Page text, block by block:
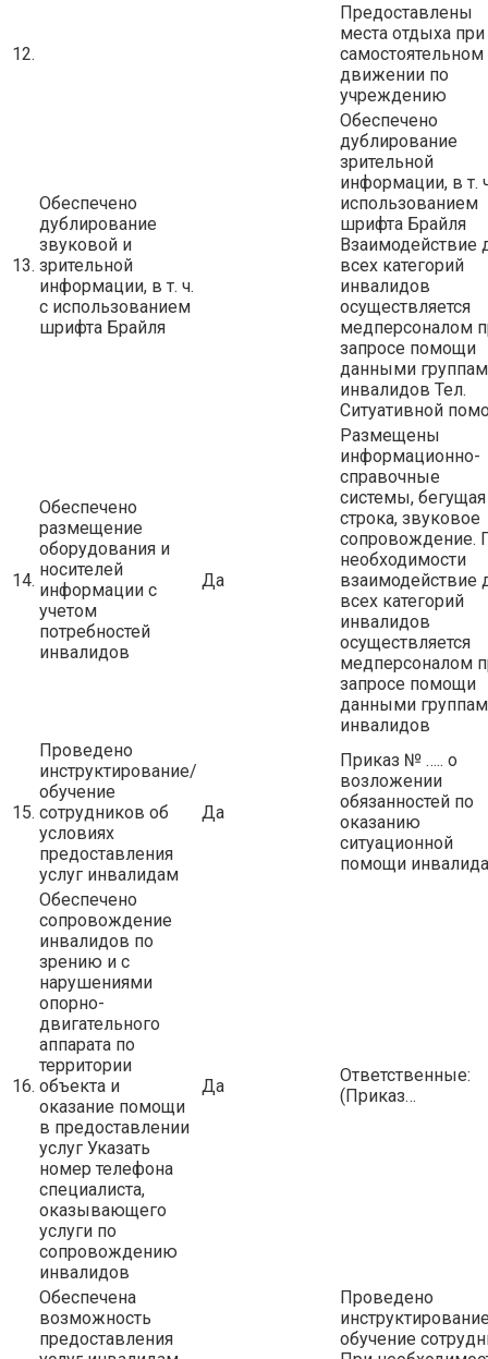
12.
Предоставлены
места отдыха при
самостоятельном
движении по
учреждению
13.
Обеспечено
дублирование
звуковой и
зрительной
информации, в т. ч.
с использованием
шрифта Брайля
Обеспечено
дублирование
зрительной
информации, в т.
использованием
шрифта Брайля
Взаимодействие
всех категорий
инвалидов
осуществляется
медперсоналом
запросе помощи
данными
инвалидов Тел.
Ситуативной
14.
Обеспечено
размещение
оборудования и
носителей
информации с
учетом
потребностей
инвалидов
Да
Размещены
информационно-
справочные
системы, бегущая
строка, звуковое
сопровождение.
необходимости
взаимодействие
всех категорий
инвалидов
осуществляется
медперсоналом
запросе помощи
данными
инвалидов
15.
Проведено
инструктирование/
обучение
сотрудников об
условиях
предоставления
услуг инвалидам
Да
Приказ № ….. о
возложении
обязанностей по
оказанию
ситуационной
помощи
16.
Обеспечено
сопровождение
инвалидов по
зрению и с
нарушениями
опорно-
двигательного
аппарата по
территории
объекта и
оказание помощи
в предоставлении
услуг Указать
номер телефона
специалиста,
оказывающего
услуги по
сопровождению
инвалидов
Да
Ответственные:
(Приказ…
Обеспечена
возможность
предоставления
Проведено
обучение